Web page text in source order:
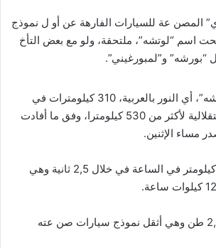
المصن عة للسيارات الفارهة عن أو ل نموذج
تحت اسم “لوتشه”، ملتحقة، ولو مع بعض التأخ
“بورشه” و”لمبورغيني”.
وتتخط ى سرعة “لوتشه”، أي النور بالعربية، 310 كيلومترات في
الساعة وتتمت ع باستقلالية لأكثر من 530 كيلومترا، وفق ما أفادت
مساء الإثنين.
وقد تبلغ سرعتها مئة كيلومتر في الساعة في خلال 2,5 ثانية وهي
وتبلغ زنة “لوتشه” 2,26 طن وهي أثقل نموذج سيارات صن عته